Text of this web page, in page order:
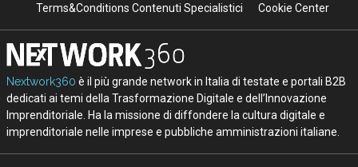
Terms&Conditions Contenuti Specialistici
Cookie Center
Nextwork360 è il più grande network in Italia di testate e portali B2B
dedicati ai temi della Trasformazione Digitale e dell’Innovazione
Imprenditoriale. Ha la missione di diffondere la cultura digitale e
imprenditoriale nelle imprese e pubbliche amministrazioni italiane.